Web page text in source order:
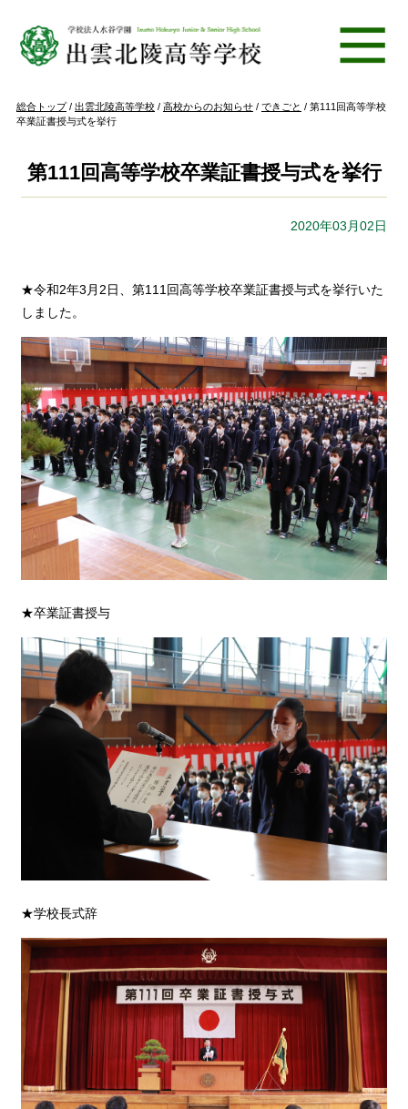
現
在
置：
総合トップ/ 出雲北陵高等学校 / 高校からのお知らせ / できごと / 第111回高等学校
卒業証書授与式を挙行
第111回高等学校卒業証書授与式を挙行
2020年03月02日
★令和2年3月2日、第111回高等学校卒業証書授与式を挙行いた
しました。
★卒業証書授与
★学校長式辞